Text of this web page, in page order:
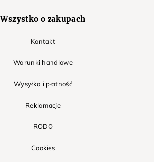
Wszystko o zakupach
Kontakt
Warunki handlowe
Wysyłka i płatność
Reklamacje
RODO
Cookies